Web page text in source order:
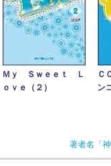
Ｍｙ Ｓｗｅｅｔ Ｌ
ｏｖｅ（２）
Ｃ
ン
著者名「